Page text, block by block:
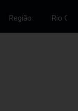
Região Rio